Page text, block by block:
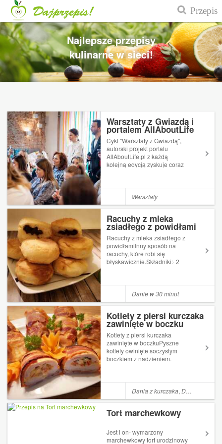
Najlepsze przepisy
kulinarne w sieci!
Warsztaty z Gwiazdą i
portalem AllAboutLife
Cykl "Warsztaty z Gwiazdą",
autorski projekt portalu
AllAboutLife.pl z każdą
kolejną edycją zyskuje coraz
możliwość kreatywnego
spędzenia czasu w miłym
Warsztaty
Racuchy z mleka
zsiadłego z powidłami
Racuchy z mleka zsiadłego z
powidłamiInny sposób na
racuchy, które robi się
błyskawicznie.Składniki:· 2
Danie w 30 minut
Kotlety z piersi kurczaka
zawinięte w boczku
Kotlety z piersi kurczaka
zawinięte w boczkuPyszne
kotlety owinięte soczystym
boczkiem z nadzieniem.
Dania z kurczaka,Dania mięsne
Tort marchewkowy
Jest i on- wymarzony
marchewkowy tort urodzinowy